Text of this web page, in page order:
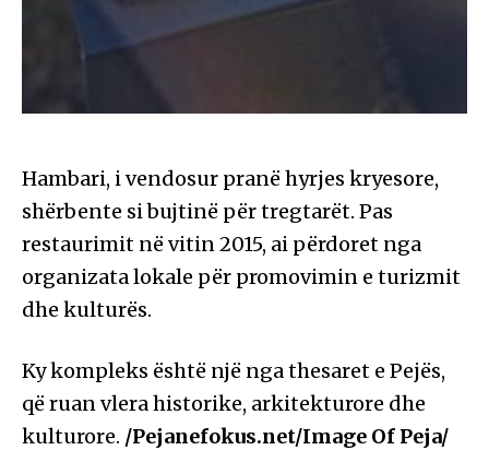
Hambari, i vendosur pranë hyrjes kryesore,
shërbente si bujtinë për tregtarët. Pas
restaurimit në vitin 2015, ai përdoret nga
organizata lokale për promovimin e turizmit
dhe kulturës.
Ky kompleks është një nga thesaret e Pejës,
që ruan vlera historike, arkitekturore dhe
kulturore. /Pejanefokus.net/Image Of Peja/